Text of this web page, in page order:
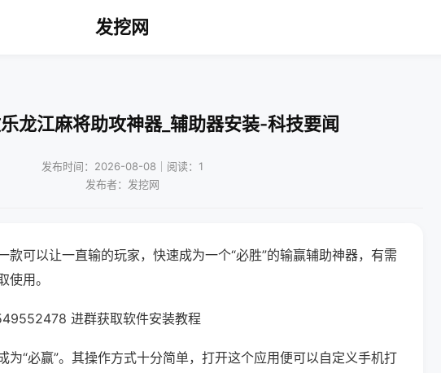
发挖网
龙江麻将助攻神器_辅助器安装-科技要闻
发布时间：2026-08-08｜阅读：1
发布者：发挖网
款可以让一直输的玩家，快速成为一个“必胜”的输赢辅助神器，有需
用。
进群获取软件安装教程
为“必赢”。其操作方式十分简单，打开这个应用便可以自定义手机打